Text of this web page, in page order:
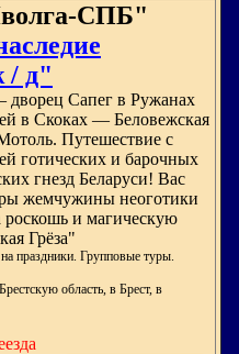
СПБ"
/ д"
Сапег в Ружанах
в Скоках — Беловежская
Путешествие с
готических и барочных
гнезд Беларуси! Вас
жемчужины неоготики
роскошь и магическую
Грёза"
праздники. Групповые туры.
область, в Брест, в